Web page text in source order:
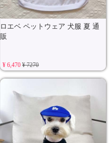
ロエベ ペットウェア 犬服 夏 通
販
¥ 6,470¥ 7270